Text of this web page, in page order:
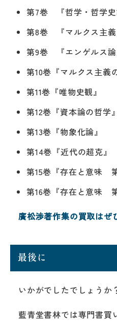
第7巻 『哲学・哲学史
第8巻 『マルクス主義
第9巻 『エンゲルス論
第10巻『マルクス主義
第11巻『唯物史観』
第12巻『資本論の哲学』
第13巻『物象化論』
第14巻『近代の超克』
第15巻『存在と意味 第
第16巻『存在と意味
廣松渉著作集の買取はぜ
最後に
いかがでしたでしょうか
藍青堂書林では専門書買